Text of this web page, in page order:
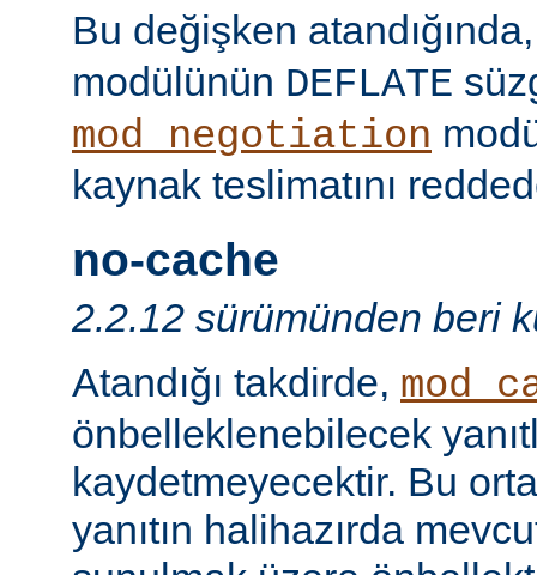
Bu değişken
modülünün DEFLATE
mod_negotiation
kaynak teslimatını
no-cache
2.2.12 sürümünden beri
Atandığı takdirde,
önbelleklenebilecek
kaydetmeyecektir. Bu
yanıtın halihazırda